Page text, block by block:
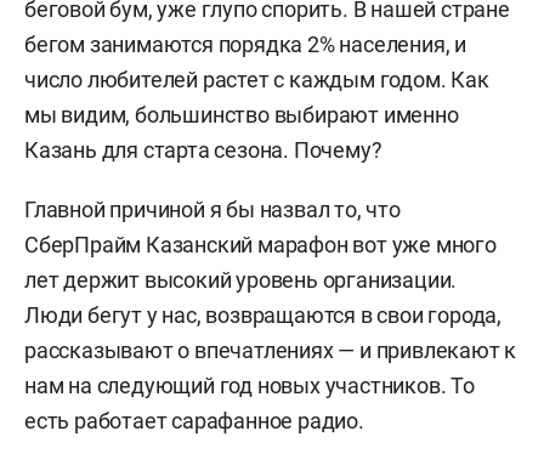
беговой бум, уже глупо спорить. В нашей стране
бегом занимаются порядка 2% населения, и
число любителей растет с каждым годом. Как
мы видим, большинство выбирают именно
Казань для старта сезона. Почему?
Главной причиной я бы назвал то, что
СберПрайм Казанский марафон вот уже много
лет держит высокий уровень организации.
Люди бегут у нас, возвращаются в свои города,
рассказывают о впечатлениях — и привлекают к
нам на следующий год новых участников. То
есть работает сарафанное радио.